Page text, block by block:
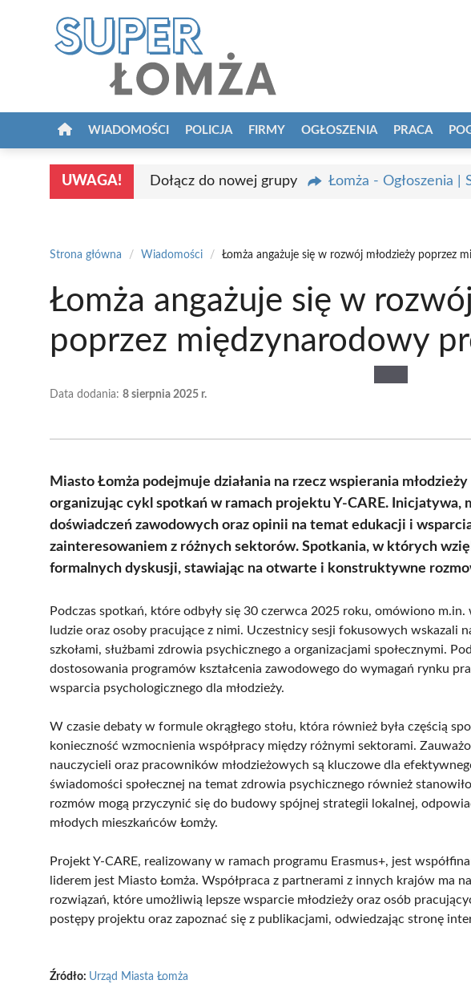
WIADOMOŚCI POLICJA FIRMY OGŁOSZENIA PRACA
UWAGA! Dołącz do nowej grupy Łomża - Ogłoszenia |
Strona główna / Wiadomości / Łomża angażuje się w rozwój młodzieży poprzez
Łomża angażuje się w
poprzez międzynarodowy
Data dodania: 8 sierpnia 2025 r.
Miasto Łomża podejmuje działania na rzecz wspierania
organizując cykl spotkań w ramach projektu Y-CARE. Inicjatywa,
doświadczeń zawodowych oraz opinii na temat edukacji i
zainteresowaniem z różnych sektorów. Spotkania, w których
formalnych dyskusji, stawiając na otwarte i konstruktywne
Podczas spotkań, które odbyły się 30 czerwca 2025 roku, omówiono
ludzie oraz osoby pracujące z nimi. Uczestnicy sesji fokusowych wskazali
szkołami, służbami zdrowia psychicznego a organizacjami społecznymi.
dostosowania programów kształcenia zawodowego do wymagań rynku
wsparcia psychologicznego dla młodzieży.
W czasie debaty w formule okrągłego stołu, która również była częścią
konieczność wzmocnienia współpracy między różnymi sektorami.
nauczycieli oraz pracowników młodzieżowych są kluczowe dla
świadomości społecznej na temat zdrowia psychicznego również
rozmów mogą przyczynić się do budowy spójnej strategii lokalnej,
młodych mieszkańców Łomży.
Projekt Y-CARE, realizowany w ramach programu Erasmus+, jest
liderem jest Miasto Łomża. Współpraca z partnerami z innych krajów ma
rozwiązań, które umożliwią lepsze wsparcie młodzieży oraz osób
postępy projektu oraz zapoznać się z publikacjami, odwiedzając stronę
Źródło: Urząd Miasta Łomża